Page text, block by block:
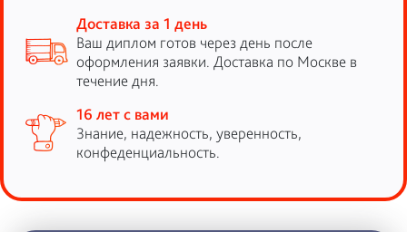
Доставка за 1 день
Ваш диплом готов через день после
оформления заявки. Доставка по Москве в
течение дня.
16 лет с вами
Знание, надежность, уверенность,
конфеденциальность.